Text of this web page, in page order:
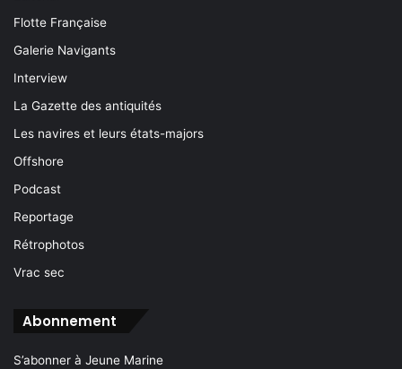
Flotte Française
Galerie Navigants
Interview
La Gazette des antiquités
Les navires et leurs états-majors
Offshore
Podcast
Reportage
Rétrophotos
Vrac sec
Abonnement
S’abonner à Jeune Marine